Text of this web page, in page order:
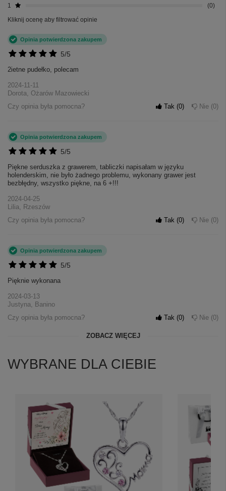
1
0
Kliknij ocenę aby filtrować opinie
5/5
Opinia potwierdzona zakupem
2ietne pudełko, polecam
2024-11-11
Dorota, Ożarów Mazowiecki
Czy opinia była pomocna?
Tak 0 Nie 0
5/5
Opinia potwierdzona zakupem
Piękne serduszka z grawerem, tabliczki napisałam w języku
holenderskim, nie było żadnego problemu, wykonany grawer jest
bezbłędny, wszystko piękne, na 6 +!!!
2024-04-25
Lilia, Rzeszów
Czy opinia była pomocna?
Tak 0 Nie 0
5/5
Opinia potwierdzona zakupem
Pięknie wykonana
2024-03-13
Justyna, Banino
Czy opinia była pomocna?
Tak 0 Nie 0
ZOBACZ WIĘCEJ
WYBRANE DLA CIEBIE